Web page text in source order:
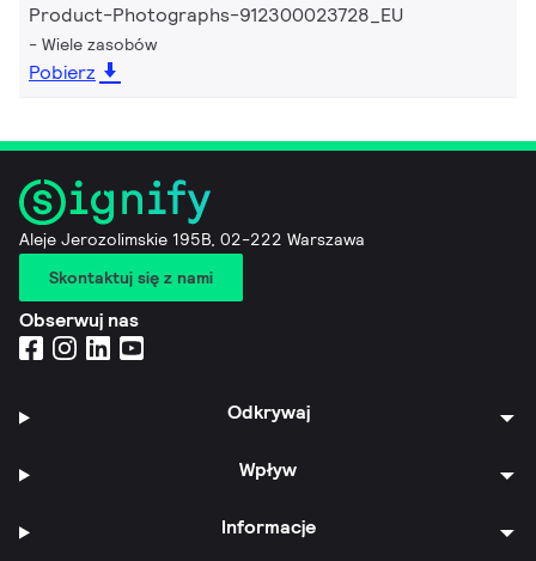
Product-Photographs-912300023728_EU
Wiele zasobów
Pobierz
Aleje Jerozolimskie 195B, 02-222 Warszawa
Skontaktuj się z nami
Obserwuj nas
Odkrywaj
Wpływ
Informacje